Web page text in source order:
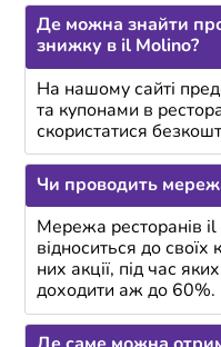
Де можна знайти
знижку в іl Molino?
На нашому сайті
та купонами в
скористатися
Чи проводить мережа
Мережа ресторанів
відноситься до своїх
них акції, під час
доходити аж до 60%.